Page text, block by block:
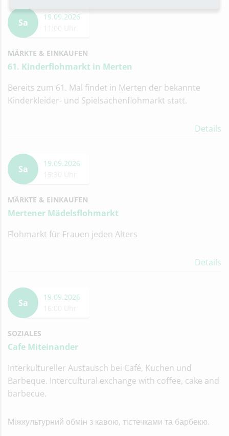
Sa
19.09.2026
MÄRKTE & EINKAUFEN
61. Kinderflohmarkt in Merten
Bereits zum 61. Mal findet in Merten der bekannte
Kinderkleider- und Spielsachenflohmarkt statt.
Details
Sa
19.09.2026
MÄRKTE & EINKAUFEN
Mertener Mädelsflohmarkt
Flohmarkt für Frauen jeden Alters
Details
Sa
19.09.2026
SOZIALES
Cafe Miteinander
Interkultureller Austausch bei Café, Kuchen und
Barbeque. Intercultural exchange with coffee, cake and
barbecue.
Міжкультурний обмін з кавою, тістечками та барбекю.